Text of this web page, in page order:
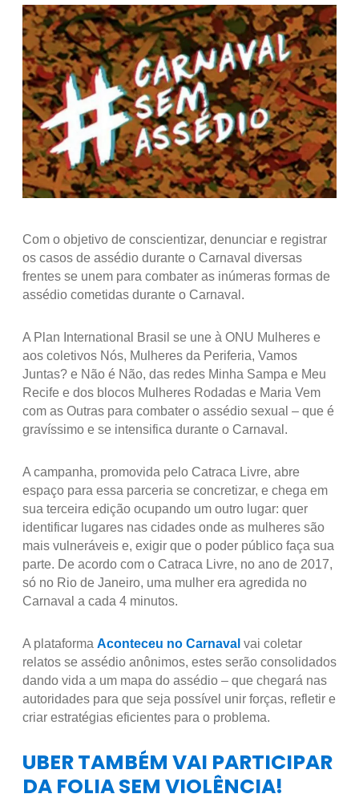
Com o objetivo de conscientizar, denunciar e registrar
os casos de assédio durante o Carnaval diversas
frentes se unem para combater as inúmeras formas de
assédio cometidas durante o Carnaval.
A Plan International Brasil se une à ONU Mulheres e
aos coletivos Nós, Mulheres da Periferia, Vamos
Juntas? e Não é Não, das redes Minha Sampa e Meu
Recife e dos blocos Mulheres Rodadas e Maria Vem
com as Outras para combater o assédio sexual – que é
gravíssimo e se intensifica durante o Carnaval.
A campanha, promovida pelo Catraca Livre, abre
espaço para essa parceria se concretizar, e chega em
sua terceira edição ocupando um outro lugar: quer
identificar lugares nas cidades onde as mulheres são
mais vulneráveis e, exigir que o poder público faça sua
parte. De acordo com o Catraca Livre, no ano de 2017,
só no Rio de Janeiro, uma mulher era agredida no
Carnaval a cada 4 minutos.
A plataforma Aconteceu no Carnaval vai coletar
relatos se assédio anônimos, estes serão consolidados
dando vida a um mapa do assédio – que chegará nas
autoridades para que seja possível unir forças, refletir e
criar estratégias eficientes para o problema.
UBER TAMBÉM VAI PARTICIPAR
DA FOLIA SEM VIOLÊNCIA!